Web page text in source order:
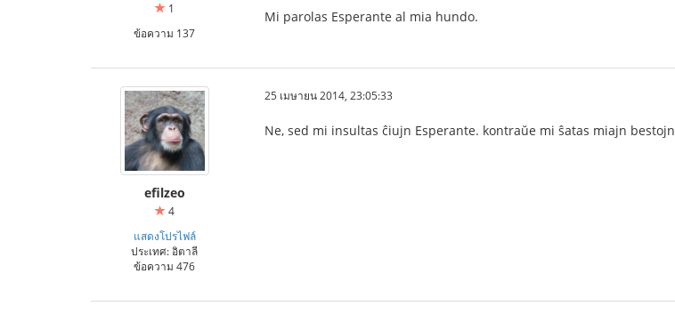
1
ข้อความ 137
Mi parolas Esperante al mia hundo.
efilzeo
4
แสดงโปรไฟล์
ประเทศ: อิตาลี
ข้อความ 476
25 เมษายน 2014, 23:05:33
Ne, sed mi insultas ĉiujn Esperante. kontraŭe mi ŝatas miajn bestojn